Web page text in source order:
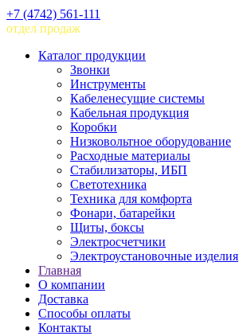
+7 (4742) 561-111
отдел продаж
Каталог продукции
Звонки
Инструменты
Кабеленесущие системы
Кабельная продукция
Коробки
Низковольтное оборудование
Расходные материалы
Стабилизаторы, ИБП
Светотехника
Техника для комфорта
Фонари, батарейки
Щиты, боксы
Электросчетчики
Электроустановочные изделия
Главная
О компании
Доставка
Способы оплаты
Контакты